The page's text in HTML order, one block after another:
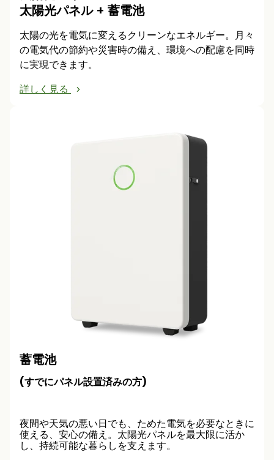
太陽光パネル + 蓄電池
太陽の光を電気に変えるクリーンなエネルギー。月々
の電気代の節約や災害時の備え、環境への配慮を同時
に実現できます。
詳しく見る
蓄電池
(すでにパネル設置済みの方)
夜間や天気の悪い日でも、ためた電気を必要なときに
使える、安心の備え。太陽光パネルを最大限に活か
し、持続可能な暮らしを支えます。